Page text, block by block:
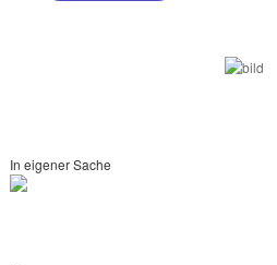
In eigener Sache